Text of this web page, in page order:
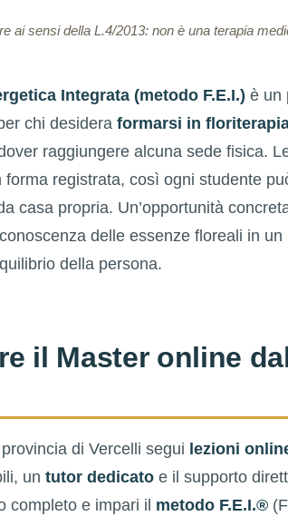
ai sensi della L.4/2013: non è una terapia
Integrata (metodo F.E.I.) è un
chi desidera formarsi in
raggiungere alcuna sede fisica.
registrata, così ogni studente
casa propria. Un’opportunità
delle essenze floreali in
della persona.
il Master online
di Vercelli segui lezioni
un tutor dedicato e il supporto
completo e impari il metodo F.E.I.®